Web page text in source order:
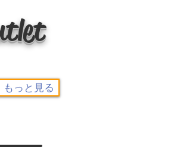
もっと見る